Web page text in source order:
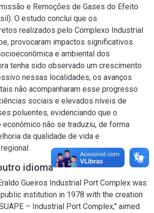
e Remoções de Gases do Efeito
O estudo conclui que os
realizados pelo Complexo Industrial
provocaram impactos significativos
e ambiental dos
tenha sido observado um crescimento
nessas localidades, os avanços
não acompanharam esse progresso
sociais e elevados níveis de
poluentes, evidenciando que o
não se traduziu, de forma
da qualidade de vida e
idioma
Gueiros Industrial Port Complex was
institution in 1978 with the creation
– Industrial Port Complex," aimed